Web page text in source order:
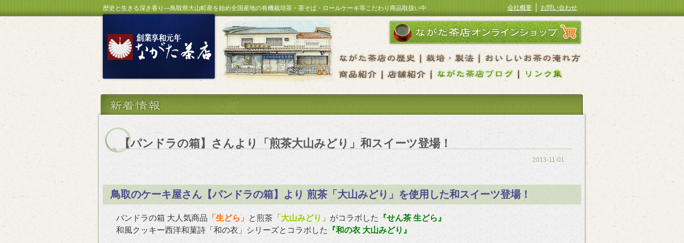
歴史と生きる深き香り―鳥取県大山町産を始め全国産地の有機栽培茶・茶そば・ロールケーキ等こだわり商品取扱い中 お問い合わせ
会社概要
【パンドラの箱】さんより「煎茶大山みどり」和スイーツ登場！
2013-11-01
鳥取のケーキ屋さん【パンドラの箱】より 煎茶「大山みどり」を使用した和スイーツ登場！
パンドラの箱 大人気商品 「生どら」 と煎茶 「大山みどり」 がコラボした
『せん茶 生どら』
和風クッキー西洋和菓詩「和の衣」シリーズとコラボした
『和の衣 大山みどり』